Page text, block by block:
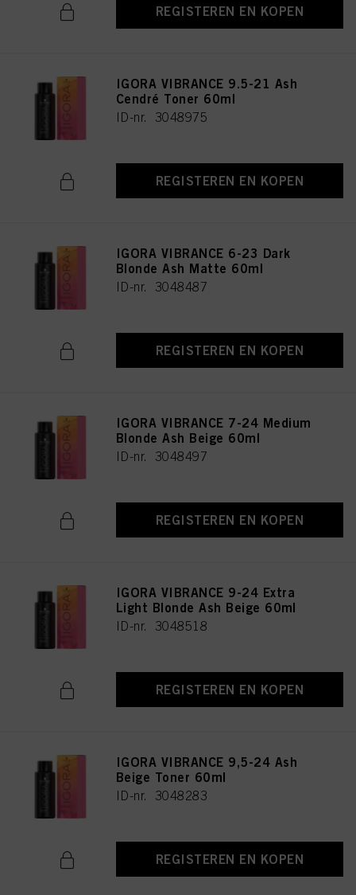
REGISTEREN EN KOPEN
IGORA VIBRANCE 9.5-21 Ash
Cendré Toner 60ml
ID-nr. 3048975
REGISTEREN EN KOPEN
IGORA VIBRANCE 6-23 Dark
Blonde Ash Matte 60ml
ID-nr. 3048487
REGISTEREN EN KOPEN
IGORA VIBRANCE 7-24 Medium
Blonde Ash Beige 60ml
ID-nr. 3048497
REGISTEREN EN KOPEN
IGORA VIBRANCE 9-24 Extra
Light Blonde Ash Beige 60ml
ID-nr. 3048518
REGISTEREN EN KOPEN
IGORA VIBRANCE 9,5-24 Ash
Beige Toner 60ml
ID-nr. 3048283
REGISTEREN EN KOPEN